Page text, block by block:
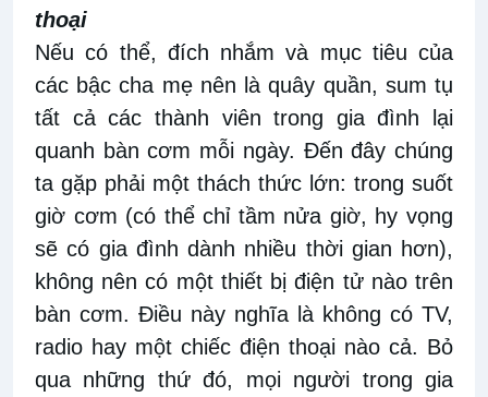
thoại
Nếu có thể, đích nhắm và mục tiêu của
các bậc cha mẹ nên là quây quần, sum tụ
tất cả các thành viên trong gia đình lại
quanh bàn cơm mỗi ngày. Đến đây chúng
ta gặp phải một thách thức lớn: trong suốt
giờ cơm (có thể chỉ tầm nửa giờ, hy vọng
sẽ có gia đình dành nhiều thời gian hơn),
không nên có một thiết bị điện tử nào trên
bàn cơm. Điều này nghĩa là không có TV,
radio hay một chiếc điện thoại nào cả. Bỏ
qua những thứ đó, mọi người trong gia